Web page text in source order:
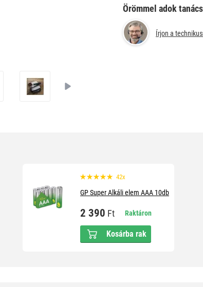
Örömmel adok
Írjon a
42x
GP Super Alkáli elem AAA 10db
2 390 Ft Raktáron
Kosárba rak